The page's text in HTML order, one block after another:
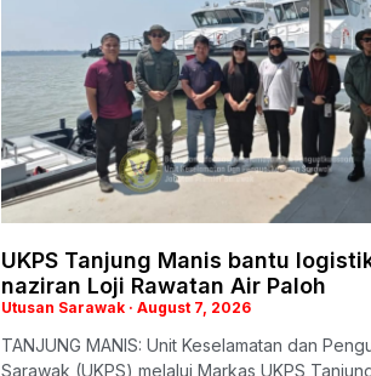
UKPS Tanjung Manis bantu
naziran Loji Rawatan Air Paloh
Utusan Sarawak August 7, 2026
TANJUNG MANIS: Unit Keselamatan dan
Sarawak (UKPS) melalui Markas UKPS